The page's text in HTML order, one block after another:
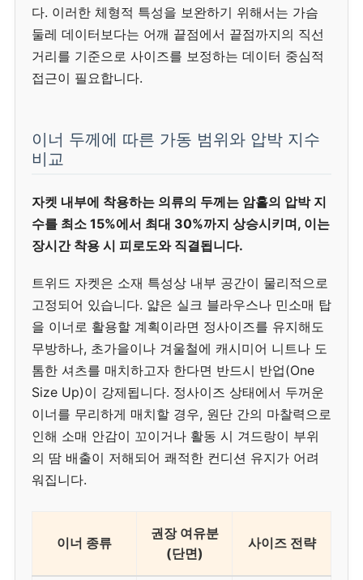
다. 이러한 체형적 특성을 보완하기 위해서는 가슴
둘레 데이터보다는 어깨 끝점에서 끝점까지의 직선
거리를 기준으로 사이즈를 보정하는 데이터 중심적
접근이 필요합니다.
이너 두께에 따른 가동 범위와 압박 지수
비교
자켓 내부에 착용하는 의류의 두께는 암홀의 압박 지
수를 최소 15%에서 최대 30%까지 상승시키며, 이는
장시간 착용 시 피로도와 직결됩니다.
트위드 자켓은 소재 특성상 내부 공간이 물리적으로
고정되어 있습니다. 얇은 실크 블라우스나 민소매 탑
을 이너로 활용할 계획이라면 정사이즈를 유지해도
무방하나, 초가을이나 겨울철에 캐시미어 니트나 도
톰한 셔츠를 매치하고자 한다면 반드시 반업(One
Size Up)이 강제됩니다. 정사이즈 상태에서 두꺼운
이너를 무리하게 매치할 경우, 원단 간의 마찰력으로
인해 소매 안감이 꼬이거나 활동 시 겨드랑이 부위
의 땀 배출이 저해되어 쾌적한 컨디션 유지가 어려
워집니다.
이너 종류
권장 여유분
(단면)
사이즈 전략